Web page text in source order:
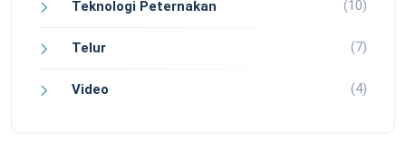
Teknologi Peternakan (10)
Telur (7)
Video (4)